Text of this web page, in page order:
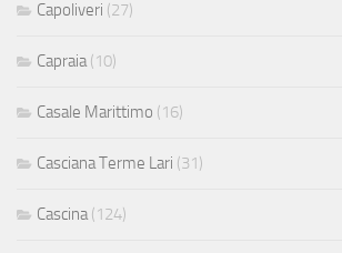
Capoliveri (27)
Capraia (10)
Casale Marittimo (16)
Casciana Terme Lari (31)
Cascina (124)